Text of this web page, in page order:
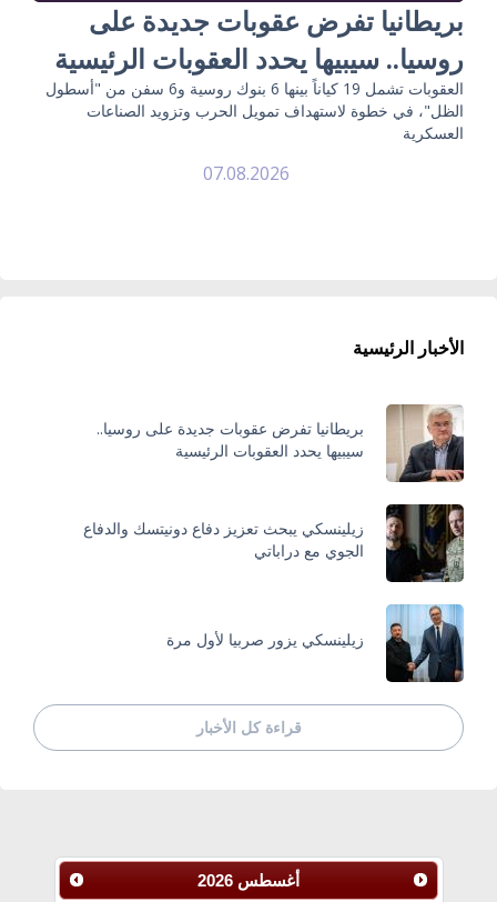
بريطانيا تفرض عقوبات جديدة على
روسيا.. سيبيها يحدد العقوبات الرئيسية
العقوبات تشمل 19 كياناً بينها 6 بنوك روسية و6 سفن من "أسطول
الظل"، في خطوة لاستهداف تمويل الحرب وتزويد الصناعات
العسكرية
07.08.2026
الأخبار الرئيسية
بريطانيا تفرض عقوبات جديدة على روسيا..
سيبيها يحدد العقوبات الرئيسية
زيلينسكي يبحث تعزيز دفاع دونيتسك والدفاع
الجوي مع دراباتي
زيلينسكي يزور صربيا لأول مرة
قراءة كل الأخبار
أغسطس 2026